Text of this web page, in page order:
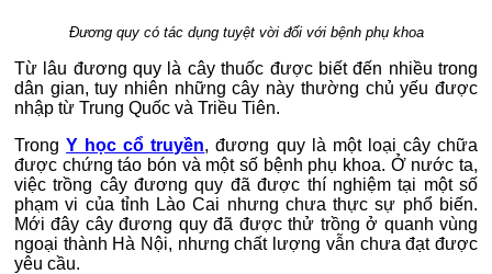
Đương quy có tác dụng tuyệt vời đối với bệnh phụ khoa
Từ lâu đương quy là cây thuốc được biết đến nhiều trong
dân gian, tuy nhiên những cây này thường chủ yếu được
nhập từ Trung Quốc và Triều Tiên.
TrongY học cổ truyền, đương quy là một loại cây chữa
được chứng táo bón và một số bệnh phụ khoa. Ở nước ta,
việc trồng cây đương quy đã được thí nghiệm tại một số
phạm vi của tỉnh Lào Cai nhưng chưa thực sự phổ biến.
Mới đây cây đương quy đã được thử trồng ở quanh vùng
ngoại thành Hà Nội, nhưng chất lượng vẫn chưa đạt được
yêu cầu.